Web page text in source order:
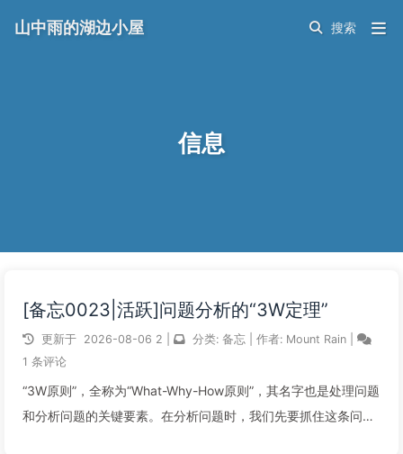
信息
山中雨的湖边小屋
[备忘0023|活跃]问题分析的“3W定理”
更新于 2026-08-06 2 分类: 备忘 作者: Mount Rain
1 条评论
“3W原则”，全称为“What-Why-How原则”，其名字也是处理问题
和分析问题的关键要素。在分析问题时，我们先要抓住这条问题